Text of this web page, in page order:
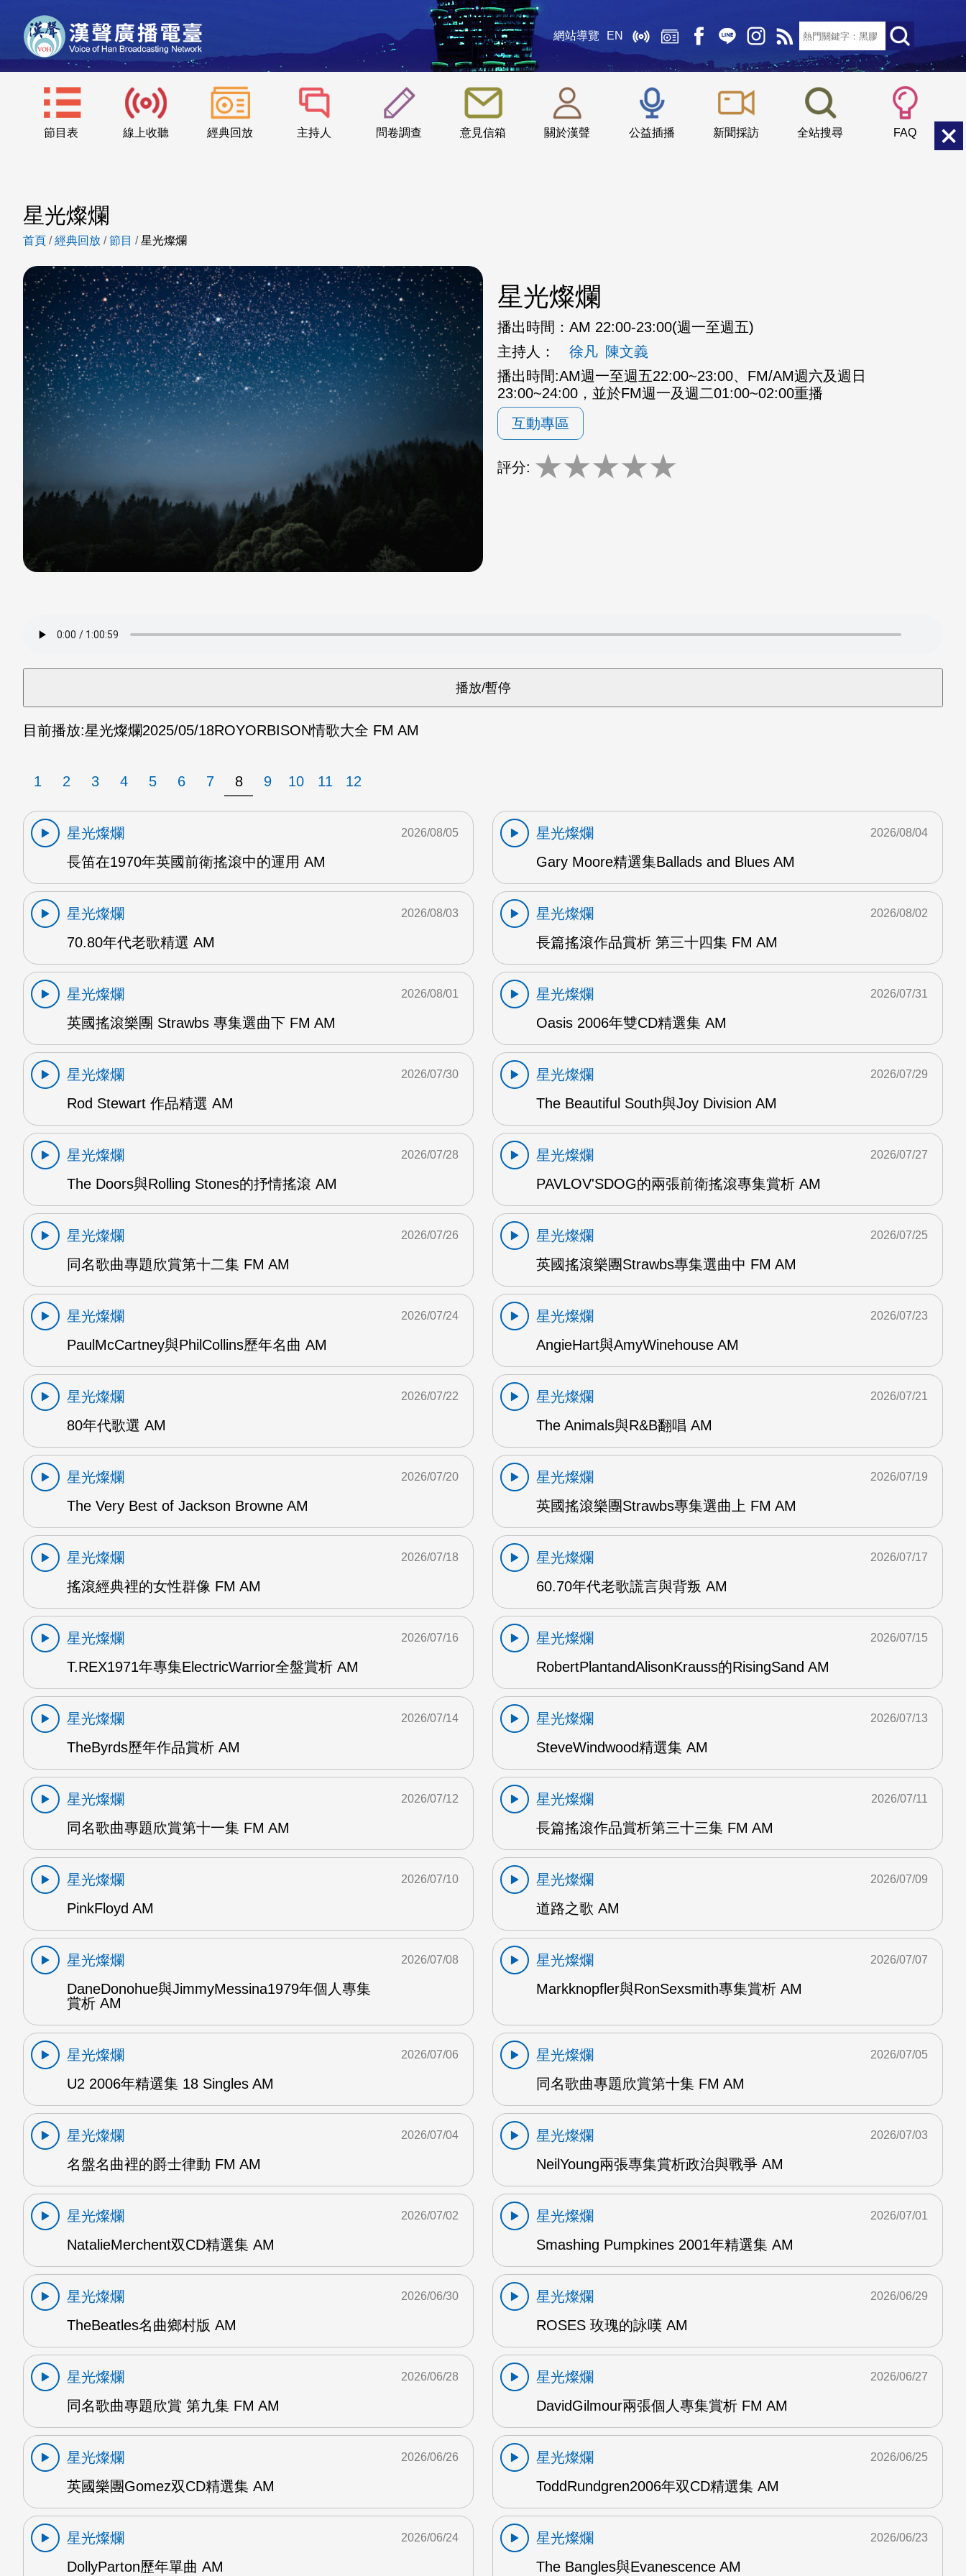
網站導覽 EN
節目表 線上收聽 經典回放 主持人 問卷調查 意見信箱 關於漢聲 公益插播 新聞採訪 全站搜尋 FAQ
::: 小 中
星光燦爛
首頁 /經典回放 /節目 /星光燦爛
星光燦爛
播出時間： AM 22:00-23:00(週一至週五)
主持人：
徐凡 陳文義
播出時間:AM週一至週五22:00~23:00、FM/AM週六及週日
23:00~24:00，並於FM週一及週二01:00~02:00重播
互動專區
評分: ★★★★★
目前播放:星光燦爛2025/05/18ROYORBISON情歌大全 FM AM
1 2 3 4 5 6 7 8 9 10 11 12
星光燦爛
長笛在1970年英國前衛搖滾中的運用 AM
2026/08/05
星光燦爛
Gary Moore精選集Ballads and Blues AM
2026/08/04
星光燦爛
70.80年代老歌精選 AM
2026/08/03
星光燦爛
長篇搖滾作品賞析 第三十四集 FM AM
2026/08/02
星光燦爛
英國搖滾樂團 Strawbs 專集選曲下 FM AM
2026/08/01
星光燦爛
Oasis 2006年雙CD精選集 AM
2026/07/31
星光燦爛
Rod Stewart 作品精選 AM
2026/07/30
星光燦爛
The Beautiful South與Joy Division AM
2026/07/29
星光燦爛
The Doors與Rolling Stones的抒情搖滾 AM
2026/07/28
星光燦爛
PAVLOV'SDOG的兩張前衛搖滾專集賞析 AM
2026/07/27
星光燦爛
同名歌曲專題欣賞第十二集 FM AM
2026/07/26
星光燦爛
英國搖滾樂團Strawbs專集選曲中 FM AM
2026/07/25
星光燦爛
PaulMcCartney與PhilCollins歷年名曲 AM
2026/07/24
星光燦爛
AngieHart與AmyWinehouse AM
2026/07/23
星光燦爛
80年代歌選 AM
2026/07/22
星光燦爛
The Animals與R&B翻唱 AM
2026/07/21
星光燦爛
The Very Best of Jackson Browne AM
2026/07/20
星光燦爛
英國搖滾樂團Strawbs專集選曲上 FM AM
2026/07/19
星光燦爛
搖滾經典裡的女性群像 FM AM
2026/07/18
星光燦爛
60.70年代老歌謊言與背叛 AM
2026/07/17
星光燦爛
T.REX1971年專集ElectricWarrior全盤賞析 AM
2026/07/16
星光燦爛
RobertPlantandAlisonKrauss的RisingSand AM
2026/07/15
星光燦爛
TheByrds歷年作品賞析 AM
2026/07/14
星光燦爛
SteveWindwood精選集 AM
2026/07/13
星光燦爛
同名歌曲專題欣賞第十一集 FM AM
2026/07/12
星光燦爛
長篇搖滾作品賞析第三十三集 FM AM
2026/07/11
星光燦爛
PinkFloyd AM
2026/07/10
星光燦爛
道路之歌 AM
2026/07/09
星光燦爛
DaneDonohue與JimmyMessina1979年個人專集
賞析 AM
2026/07/08
星光燦爛
Markknopfler與RonSexsmith專集賞析 AM
2026/07/07
星光燦爛
U2 2006年精選集 18 Singles AM
2026/07/06
星光燦爛
同名歌曲專題欣賞第十集 FM AM
2026/07/05
星光燦爛
名盤名曲裡的爵士律動 FM AM
2026/07/04
星光燦爛
NeilYoung兩張專集賞析政治與戰爭 AM
2026/07/03
星光燦爛
NatalieMerchent双CD精選集 AM
2026/07/02
星光燦爛
Smashing Pumpkines 2001年精選集 AM
2026/07/01
星光燦爛
TheBeatles名曲鄉村版 AM
2026/06/30
星光燦爛
ROSES 玫瑰的詠嘆 AM
2026/06/29
星光燦爛
同名歌曲專題欣賞 第九集 FM AM
2026/06/28
星光燦爛
DavidGilmour兩張個人專集賞析 FM AM
2026/06/27
星光燦爛
英國樂團Gomez双CD精選集 AM
2026/06/26
星光燦爛
ToddRundgren2006年双CD精選集 AM
2026/06/25
星光燦爛
DollyParton歷年單曲 AM
2026/06/24
星光燦爛
The Bangles與Evanescence AM
2026/06/23